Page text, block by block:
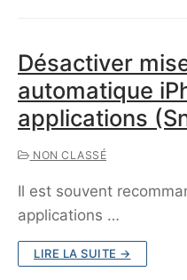
Désactiver
automatique
applications
NON CLASSÉ
Il est souvent
applications …
LIRE LA SUITE →